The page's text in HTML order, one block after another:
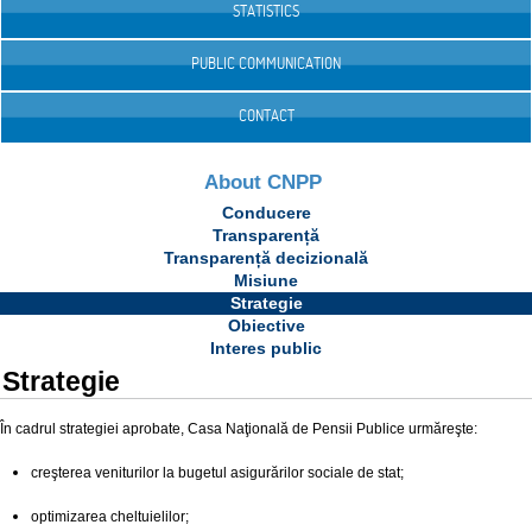
STATISTICS
PUBLIC COMMUNICATION
CONTACT
About CNPP
Conducere
Transparență
Transparență decizională
Misiune
Strategie
Obiective
Interes public
Strategie
În cadrul strategiei aprobate, Casa Naţională de Pensii Publice urmăreşte:
creşterea veniturilor la bugetul asigurărilor sociale de stat;
optimizarea cheltuielilor;